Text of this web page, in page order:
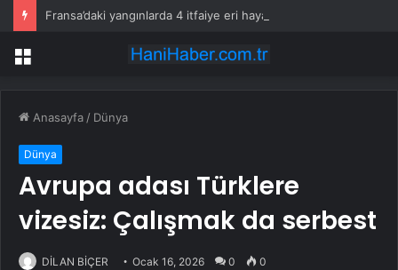
Fransa’daki yangınlarda 4 itfaiye eri hayatını kaybetti
Menü
Anasayfa / Dünya
Dünya
Avrupa adası Türklere
vizesiz: Çalışmak da serbest
DİLAN BİÇER Ocak 16, 2026 0 0